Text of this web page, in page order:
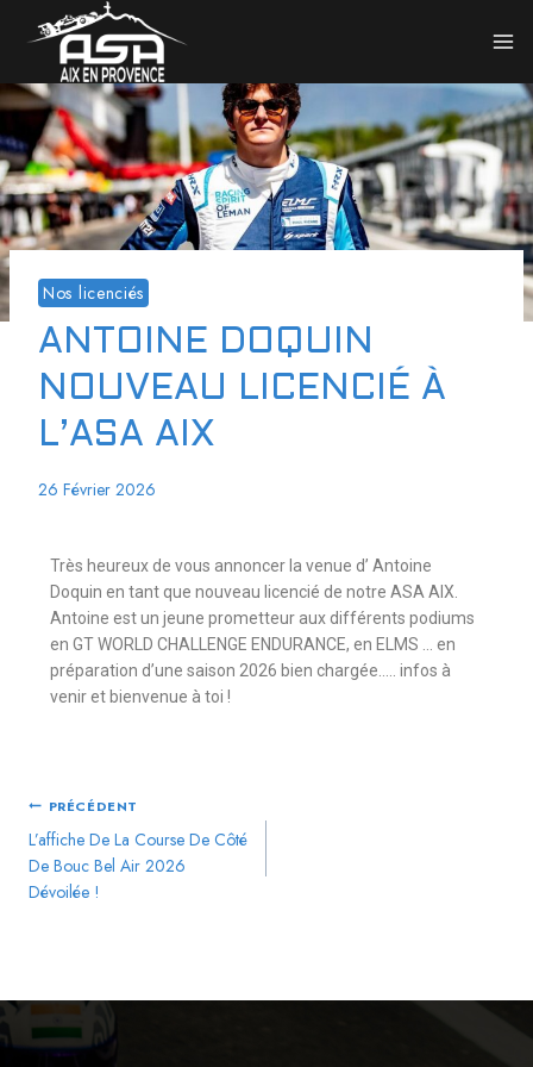
Nos licenciés
ANTOINE DOQUIN
NOUVEAU LICENCIÉ À
L’ASA AIX
26 Février 2026
Très heureux de vous annoncer la venue d’ Antoine
Doquin en tant que nouveau licencié de notre ASA AIX.
Antoine est un jeune prometteur aux différents podiums
en GT WORLD CHALLENGE ENDURANCE, en ELMS … en
préparation d’une saison 2026 bien chargée….. infos à
venir et bienvenue à toi !
PRÉCÉDENT
L’affiche De La Course De Côté
De Bouc Bel Air 2026
Dévoilée !